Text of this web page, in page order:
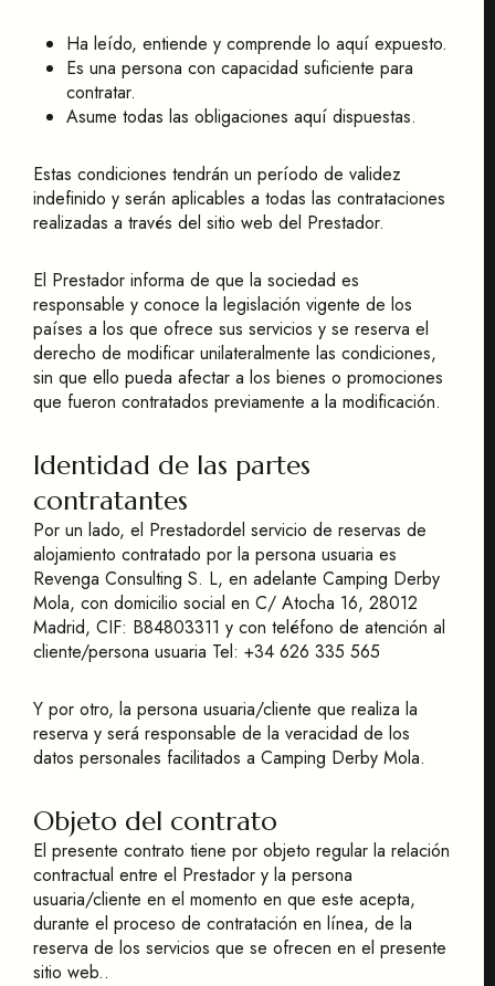
Ha leído, entiende y comprende lo aquí expuesto.
Es una persona con capacidad suficiente para
contratar.
Asume todas las obligaciones aquí dispuestas.
Estas condiciones tendrán un período de validez
indefinido y serán aplicables a todas las contrataciones
realizadas a través del sitio web del Prestador.
El Prestador informa de que la sociedad es
responsable y conoce la legislación vigente de los
países a los que ofrece sus servicios y se reserva el
derecho de modificar unilateralmente las condiciones,
sin que ello pueda afectar a los bienes o promociones
que fueron contratados previamente a la modificación.
Identidad de las partes
contratantes
Por un lado, el Prestadordel servicio de reservas de
alojamiento contratado por la persona usuaria es
Revenga Consulting S. L, en adelante Camping Derby
Mola, con domicilio social en C/ Atocha 16, 28012
Madrid, CIF: B84803311 y con teléfono de atención al
cliente/persona usuaria Tel: +34 626 335 565
Y por otro, la persona usuaria/cliente que realiza la
reserva y será responsable de la veracidad de los
datos personales facilitados a Camping Derby Mola.
Objeto del contrato
El presente contrato tiene por objeto regular la relación
contractual entre el Prestador y la persona
usuaria/cliente en el momento en que este acepta,
durante el proceso de contratación en línea, de la
reserva de los servicios que se ofrecen en el presente
sitio web..